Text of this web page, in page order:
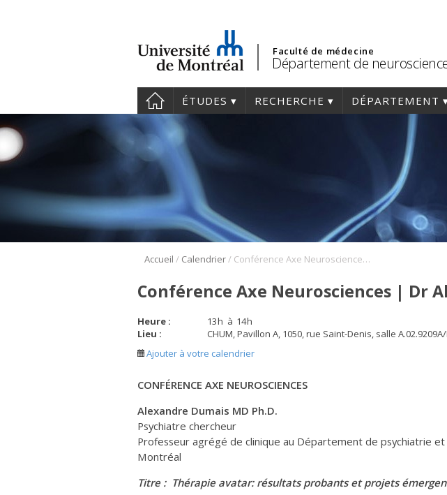
Faculté de médecine
Département de
ÉTUDES RECHERCHE DÉPARTEMENT
Accueil / Calendrier/ Conférence Axe Neurosciences | Dr Alexandre Dumais
Conférence Axe Neurosciences | Dr
Heure : 13h à 14h
Lieu :
CHUM, Pavillon A, 1050, rue Saint-Denis, salle
Ajouter à votre calendrier
CONFÉRENCE AXE NEUROSCIENCES
Alexandre Dumais MD Ph.D.
Psychiatre chercheur
Professeur agrégé de clinique au Département de psychiatrie et
Montréal
Titre : Thérapie avatar: résultats probants et projets